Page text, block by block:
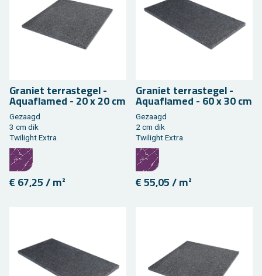
Gra­niet ter­ras­te­gel -
Aquafla­med - 20 x 20 cm
Ge­zaagd
3 cm dik
Twi­light Extra
€ 67,25 / m²
Gra­niet ter­ras­te­gel -
Aquafla­med - 60 x 30 cm
Ge­zaagd
2 cm dik
Twi­light Extra
€ 55,05 / m²